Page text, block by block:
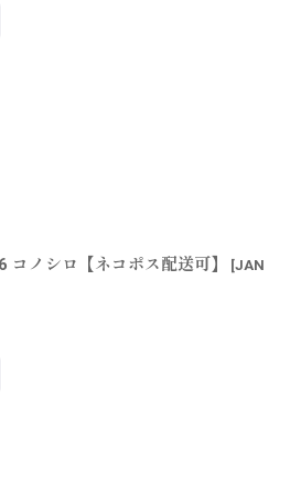
ノシロ【ネコポス配送可】 [JAN